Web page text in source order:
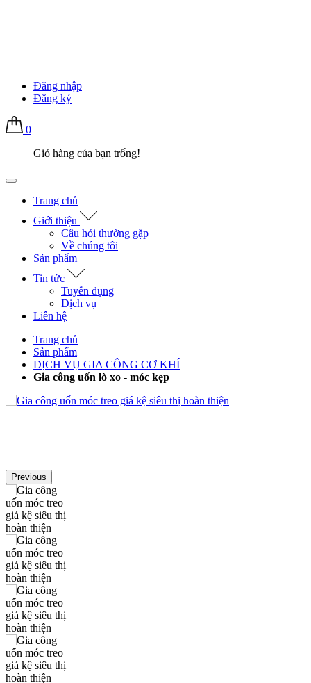
Đăng nhập
Đăng ký
0
Giỏ hàng của bạn trống!
Trang chủ
Giới thiệu
Câu hỏi thường gặp
Về chúng tôi
Sản phẩm
Tin tức
Tuyển dụng
Dịch vụ
Liên hệ
Trang chủ
Sản phẩm
DỊCH VỤ GIA CÔNG CƠ KHÍ
Gia công uốn lò xo - móc kẹp
Previous